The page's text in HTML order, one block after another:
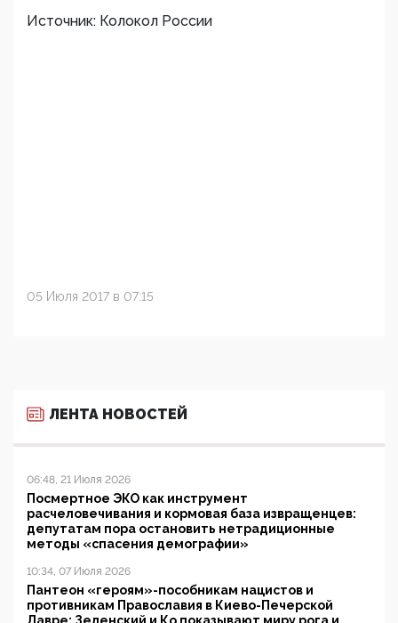
Источник: Колокол России
05 Июля 2017 в 07:15
ЛЕНТА НОВОСТЕЙ
06:48, 21 Июля 2026
Посмертное ЭКО как инструмент
расчеловечивания и кормовая база извращенцев:
депутатам пора остановить нетрадиционные
методы «спасения демографии»
10:34, 07 Июля 2026
Пантеон «героям»-пособникам нацистов и
противникам Православия в Киево-Печерской